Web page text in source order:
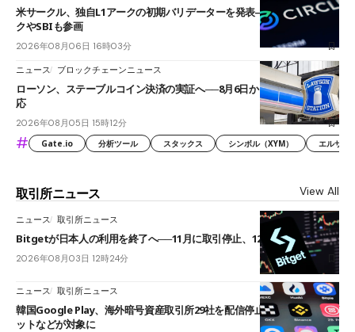
米サークル、独自L1アークの初期バリデーターを発表――ブラックロッ
クやSBIも参画
2026年08月06日 16時03分
ニュース ブロックチェーンニュース
ローソン、ステーブルコイン決済の実証へ──8月6日からJPYCやUSDC対
応
2026年08月05日 15時12分
# Gate.io 分析ツール スタックス シンボル（XYM） エルサル
取引所ニュース View All
ニュース 取引所ニュース
Bitgetが日本人の利用を終了へ──11月に取引停止、12月末に強制決済
2026年08月03日 12時24分
ニュース 取引所ニュース
韓国Google Play、海外暗号資産取引所29社を配信停止──OKXやバイビ
ットなどが対象に